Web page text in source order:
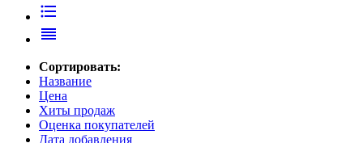
format_list_bulleted
reorder
Сортировать:
Название
Цена
Хиты продаж
Оценка покупателей
Дата добавления